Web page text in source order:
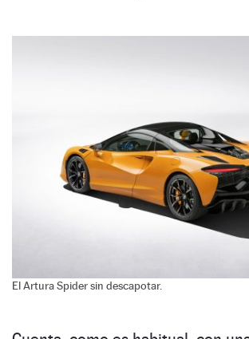
El Artura Spider sin descapotar.